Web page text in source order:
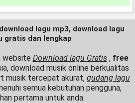
lagu mp3, download lagu
gratis dan lengkap
website Download lagu Gratis , free
download musik online berkualitas
musik tercepat akurat, gudang lagu
semua kebutuhan pengguna,
pertama untuk anda.